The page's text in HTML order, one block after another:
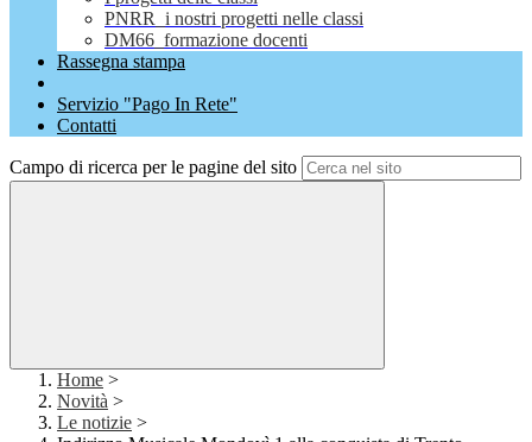
PNRR_i nostri progetti nelle classi
DM66_formazione docenti
Rassegna stampa
Servizio "Pago In Rete"
Contatti
Campo di ricerca per le pagine del sito
Home >
Novità >
Le notizie >